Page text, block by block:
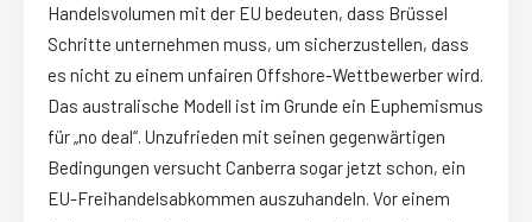
Handelsvolumen mit der EU bedeuten, dass Brüssel
Schritte unternehmen muss, um sicherzustellen, dass
es nicht zu einem unfairen Offshore-Wettbewerber wird.
Das australische Modell ist im Grunde ein Euphemismus
für „no deal“. Unzufrieden mit seinen gegenwärtigen
Bedingungen versucht Canberra sogar jetzt schon, ein
EU-Freihandelsabkommen auszuhandeln. Vor einem